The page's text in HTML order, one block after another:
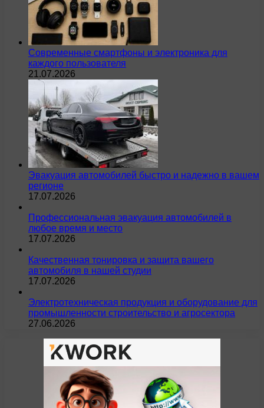
Современные смартфоны и электроника для
каждого пользователя
21.07.2026
Эвакуация автомобилей быстро и надежно в вашем
регионе
17.07.2026
Профессиональная эвакуация автомобилей в
любое время и место
17.07.2026
Качественная тонировка и защита вашего
автомобиля в нашей студии
17.07.2026
Электротехническая продукция и оборудование для
промышленности строительство и агросектора
27.06.2026